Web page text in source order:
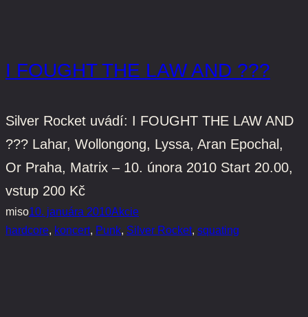
I FOUGHT THE LAW AND ???
Silver Rocket uvádí: I FOUGHT THE LAW AND
??? Lahar, Wollongong, Lyssa, Aran Epochal,
Or Praha, Matrix – 10. února 2010 Start 20.00,
vstup 200 Kč
miso10. januára 2010Akcie
hardcore, koncert, Punk, Silver Rocket, squating